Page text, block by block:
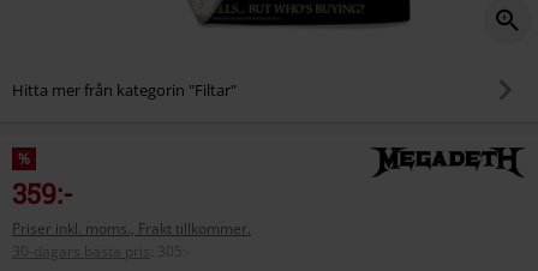
Hitta mer från kategorin "Filtar"
%
359:-
Priser inkl. moms., Frakt tillkommer.
30-dagars bästa pris
305:-